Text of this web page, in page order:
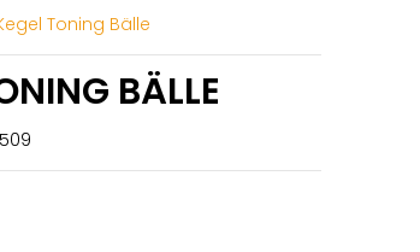
Toning Bälle
BÄLLE
509